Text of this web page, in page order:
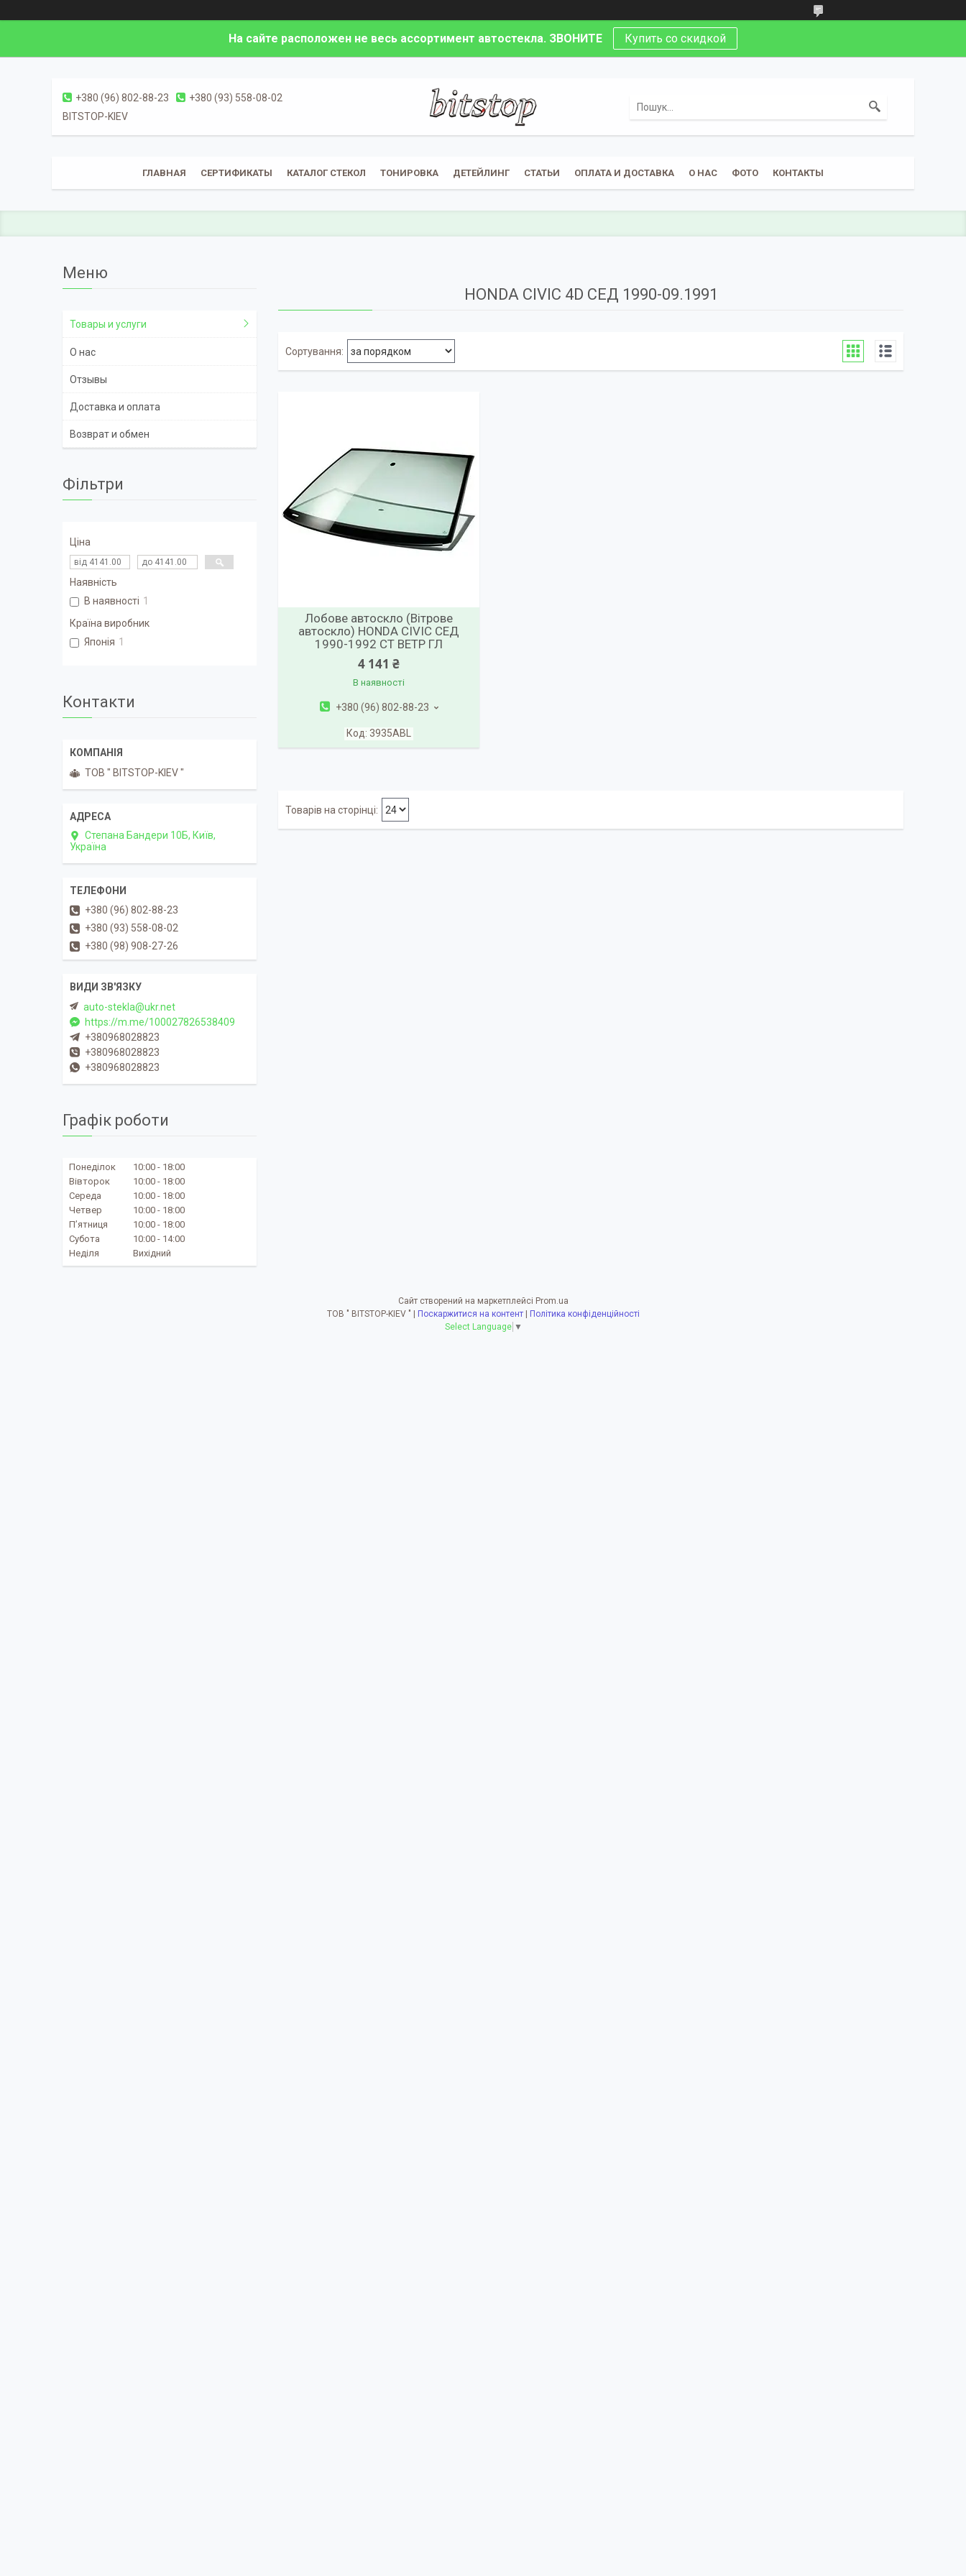
На сайте расположен не весь ассортимент автостекла. ЗВОНИТЕ Купить со скидкой
+380 (96) 802-88-23
+380 (93) 558-08-02
BITSTOP-KIEV
ГЛАВНАЯ СЕРТИФИКАТЫ КАТАЛОГ СТЕКОЛ ТОНИРОВКА ДЕТЕЙЛИНГ СТАТЬИ ОПЛАТА И ДОСТАВКА О НАС ФОТО КОНТАКТЫ
HONDA CIVIC 4D СЕД 1990-09.1991
Лобове автоскло (Вітрове
автоскло) HONDA CIVIC СЕД
1990-1992 СТ ВЕТР ГЛ
4 141 ₴
В наявності
+380 (96) 802-88-23
3935ABL
Товары и услуги
О нас
Отзывы
Доставка и оплата
Возврат и обмен
Фільтри
Ціна
Наявність
В наявності 1
Країна виробник
Японія 1
Контакти
ТОВ " BITSTOP-KIEV "
Степана Бандери 10Б, Київ,
Україна
+380 (96) 802-88-23
+380 (93) 558-08-02
+380 (98) 908-27-26
auto-stekla@ukr.net
https://m.me/100027826538409
+380968028823
+380968028823
+380968028823
Графік роботи
Понеділок 10:00
18:00
Вівторок
10:00
18:00
Середа
10:00
18:00
Четвер
10:00
18:00
Пʼятниця
10:00
18:00
Субота
10:00
14:00
Неділя
Вихідний
Сайт створений на маркетплейсі Prom.ua
ТОВ " BITSTOP-KIEV " | Поскаржитися на контент | Політика конфіденційності
Select Language ▼